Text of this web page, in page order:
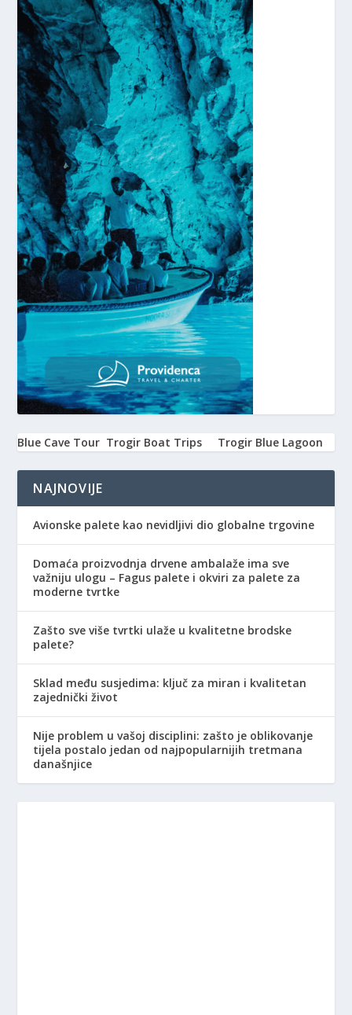
Blue Cave Tour Trogir Boat Trips Trogir Blue Lagoon
NAJNOVIJE
Avionske palete kao nevidljivi dio globalne trgovine
Domaća proizvodnja drvene ambalaže ima sve
važniju ulogu – Fagus palete i okviri za palete za
moderne tvrtke
Zašto sve više tvrtki ulaže u kvalitetne brodske
palete?
Sklad među susjedima: ključ za miran i kvalitetan
zajednički život
Nije problem u vašoj disciplini: zašto je oblikovanje
tijela postalo jedan od najpopularnijih tretmana
današnjice